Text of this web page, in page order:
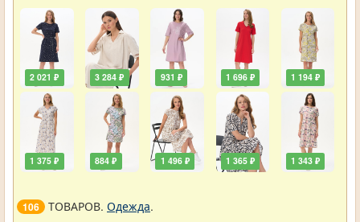
2 021 ₽
1 375 ₽
3 284 ₽
884 ₽
931 ₽
1 496 ₽
1 696 ₽
1 365 ₽
1 194 ₽
1 343 ₽
106 ТОВАРОВ. Одежда.